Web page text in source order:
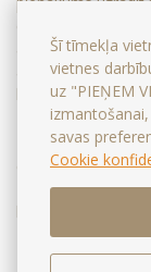
Šī tīmekļa
vietnes
uz "PIEŅEM
savas
Cookie
atstātas
apmeklētāja
kārtībā.
SPA centra
centra
Eiropas tipa
SPA centra